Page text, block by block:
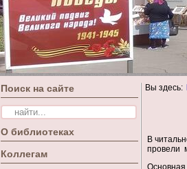
Поиск на сайте
О библиотеках
Коллегам
Вы здесь:
В
провели
Основная